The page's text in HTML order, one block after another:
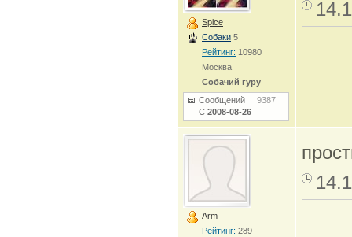
Spice
Собаки 5
Рейтинг: 10980
Москва
Собачий гуру
Сообщений 9387
С 2008-08-26
Arm
Рейтинг: 289